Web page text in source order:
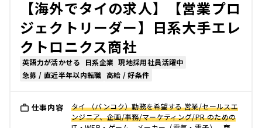
【海外でタイの求人】【営業プロ
ジェクトリーダー】日系大手エレ
クトロニクス商社
英語力が活かせる 日系企業 現地採用社員活躍中
急募 / 直近半年以内転職 高給 / 好条件
仕事内容
タイ （バンコク）勤務を希望する 営業/セールスエ
ンジニア、企画/事務/マーケティング/PR のための